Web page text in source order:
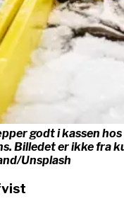
godt i kassen
Billedet er ikke fra
Unsplash